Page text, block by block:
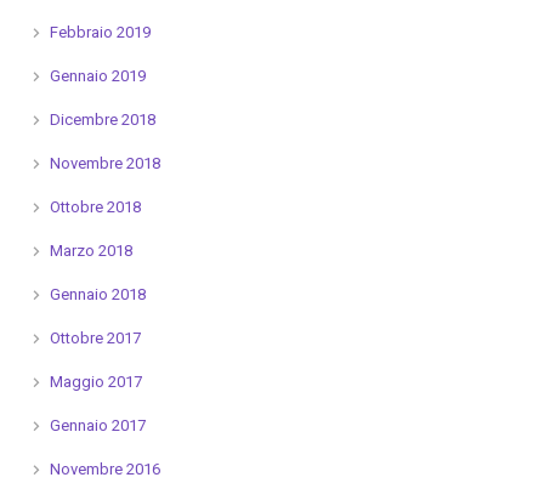
Febbraio 2019
Gennaio 2019
Dicembre 2018
Novembre 2018
Ottobre 2018
Marzo 2018
Gennaio 2018
Ottobre 2017
Maggio 2017
Gennaio 2017
Novembre 2016